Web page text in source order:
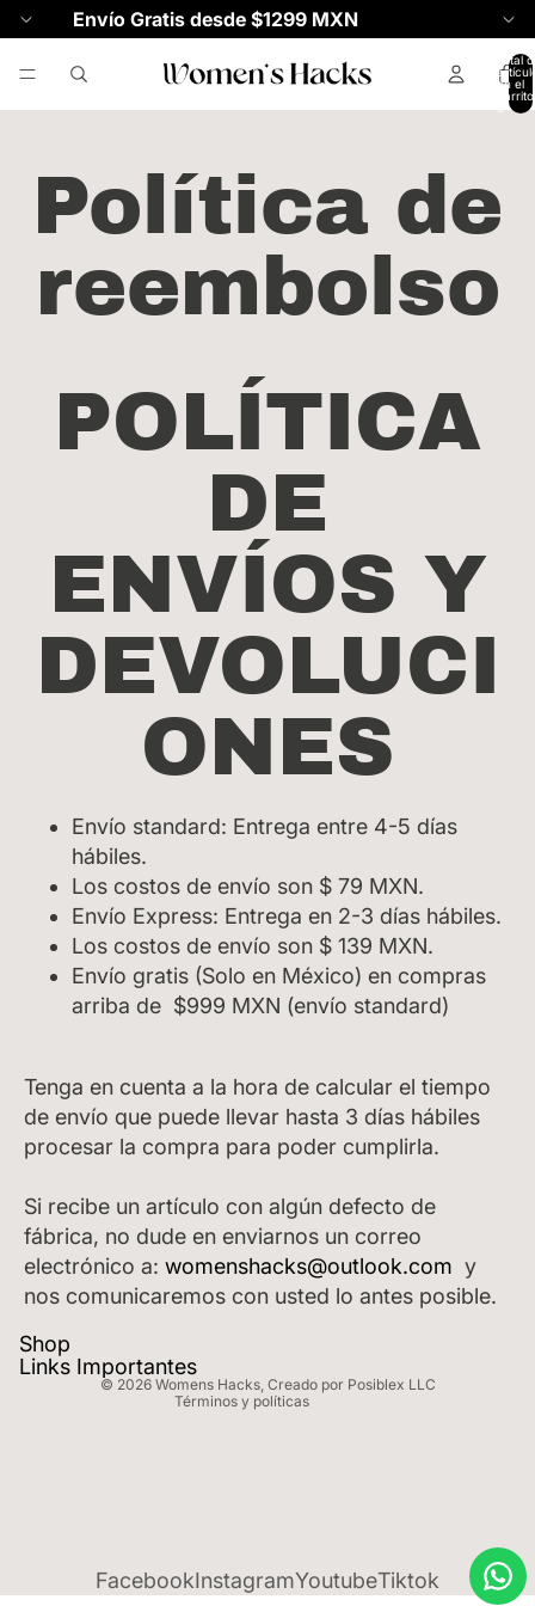
Envío Gratis desde $1299 MXN
Total
en el
0
Política de
reembolso
POLÍTICA
DE
ENVÍOS Y
DEVOLUCI
ONES
Envío standard: Entrega entre 4-5 días
hábiles.
Los costos de envío son $ 79 MXN.
Envío Express: Entrega en 2-3 días hábiles.
Los costos de envío son $ 139 MXN.
Envío gratis (Solo en México) en compras
arriba de $999 MXN (envío standard)
Tenga en cuenta a la hora de calcular el tiempo
de envío que puede llevar hasta 3 días hábiles
procesar la compra para poder cumplirla.
Si recibe un artículo con algún defecto de
fábrica, no dude en enviarnos un correo
electrónico a: womenshacks@outlook.com y
nos comunicaremos con usted lo antes posible.
Shop
Links Importantes
© 2026 Womens Hacks, Creado por Posiblex LLC
Términos y políticas
Política de reembolso
Política de privacidad
Política de envío
FacebookInstagramYoutubeTiktok